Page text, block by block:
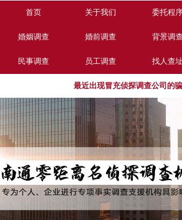
首页 关于我们 委托程
婚姻调查 婚前调查 背景调查
民事调查 员工调查 找人查址
最近出现冒充侦探调查公司的骗